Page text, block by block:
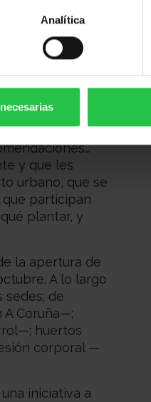
Analítica
ya que facilita
a través del
de los
de poder
las relaciones
quedarse
y que les
urbano, que se
que participan
plantar, y
la apertura de
A lo largo
sedes; de
Coruña—;
huertos
corporal —
iniciativa a